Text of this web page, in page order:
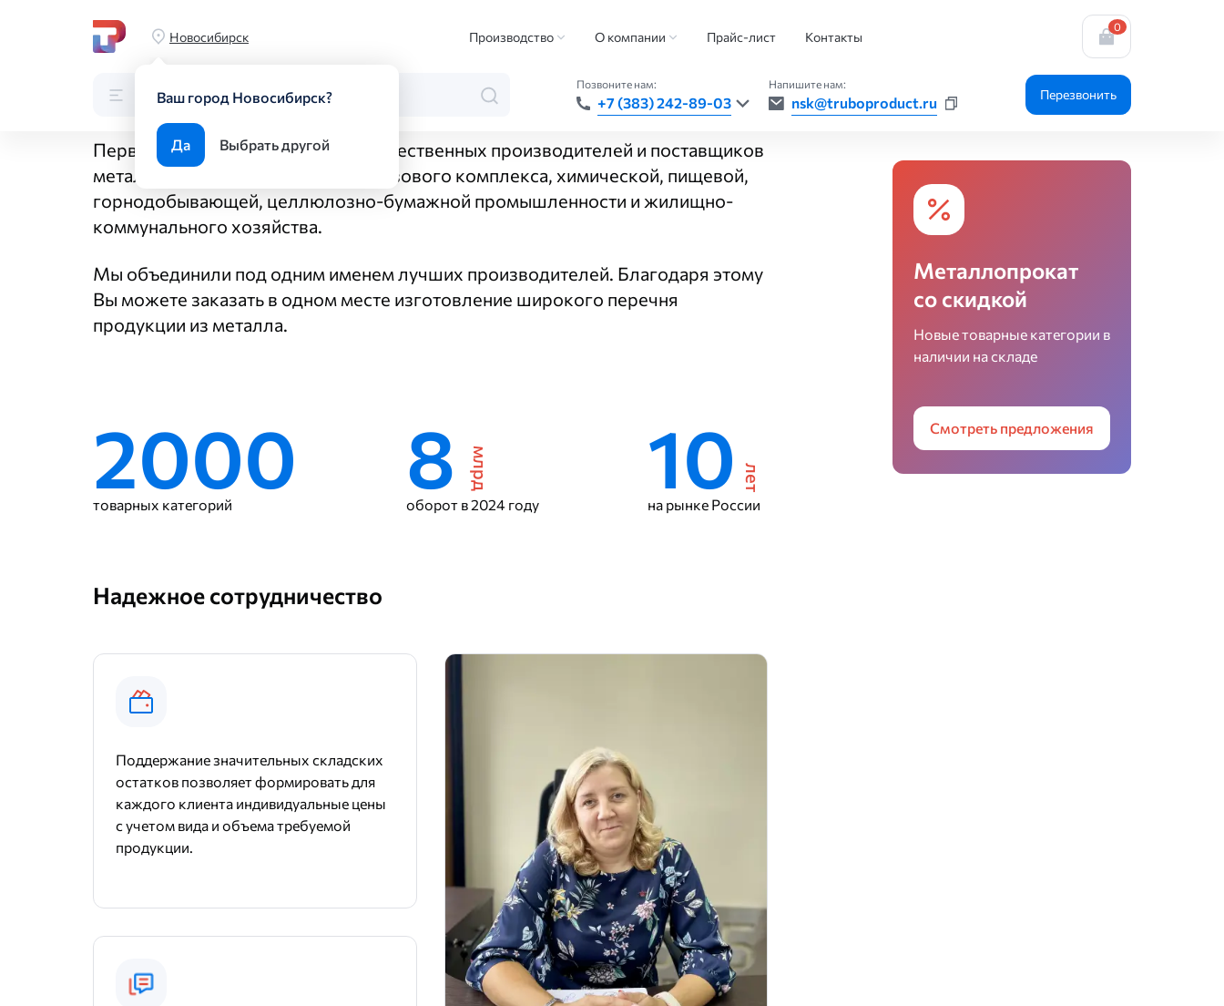
Новосибирск
Ваш город Новосибирск?
Да Выбрать другой
Производство О компании Прайс-лист Контакты
0
Каталог Поиск по каталогу
Позвоните нам:
+7 (383) 242-89-03
Напишите нам:
nsk@truboproduct.ru Перезвонить
Главная О компании
Первое в России объединение отечественных производителей и поставщиков
металлопроката для нужд нефтегазового комплекса, химической, пищевой,
горнодобывающей, целлюлозно-бумажной промышленности и жилищно-
коммунального хозяйства.
Мы объединили под одним именем лучших производителей. Благодаря этому
Вы можете заказать в одном месте изготовление широкого перечня
продукции из металла.
2000
товарных категорий 8 млрд
оборот в 2024 году 10 лет
на рынке России
Надежное сотрудничество
Поддержание значительных складских
остатков позволяет формировать для
каждого клиента индивидуальные цены
с учетом вида и объема требуемой
продукции.
Металлопрокат
со скидкой
Новые товарные категории в
наличии на складе
Смотреть предложения